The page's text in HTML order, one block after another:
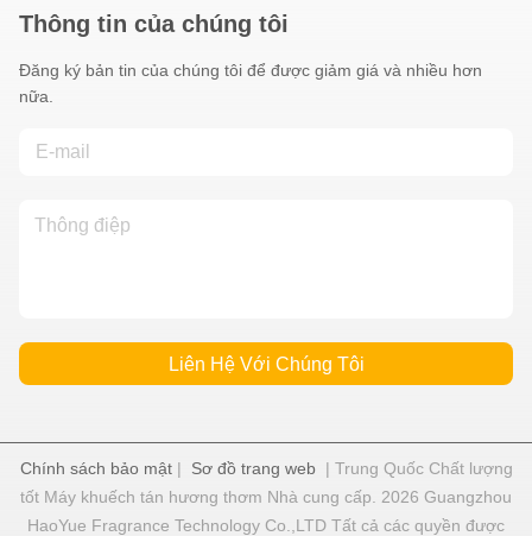
Thông tin của chúng tôi
Đăng ký bản tin của chúng tôi để được giảm giá và nhiều hơn
nữa.
Liên Hệ Với Chúng Tôi
Chính sách bảo mật| Sơ đồ trang web| Trung Quốc Chất lượng
tốt Máy khuếch tán hương thơm Nhà cung cấp. 2026 Guangzhou
HaoYue Fragrance Technology Co.,LTD Tất cả các quyền được